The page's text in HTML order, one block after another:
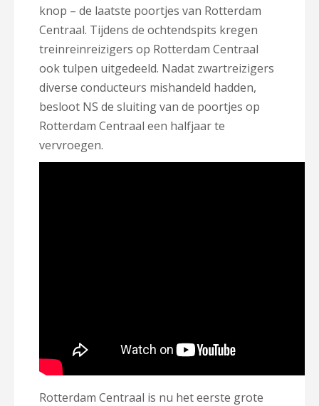
knop – de laatste poortjes van Rotterdam
Centraal. Tijdens de ochtendspits kregen
treinreinreizigers op Rotterdam Centraal
ook tulpen uitgedeeld. Nadat zwartreizigers
diverse conducteurs mishandeld hadden,
besloot NS de sluiting van de poortjes op
Rotterdam Centraal een halfjaar te
vervroegen.
Rotterdam Centraal is nu het eerste grote